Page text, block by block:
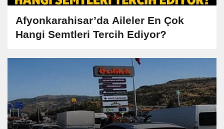
Afyonkarahisar’da Aileler En Çok
Hangi Semtleri Tercih Ediyor?